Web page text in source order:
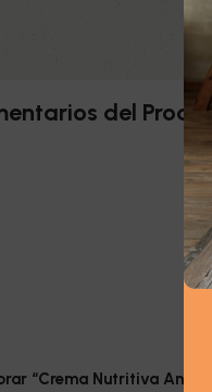
del
“Crema Nutritiva Anti-